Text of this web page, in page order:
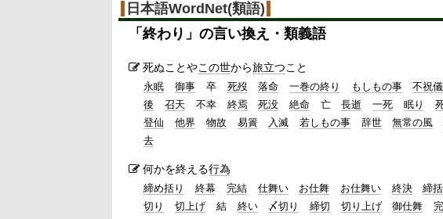
日本語WordNet(類語)
「 終わり 」の言い換え・類義語
死ぬことやこの世から旅立つこと
永眠 御事 卒 死歿 落命 一巻の終り もしもの事 不祝儀
後
召天 不幸 終焉 死没 絶命 亡 長逝 一死 眠り
登仙
他界 物故 易簀 入滅 若しもの事 辞世 無常の風
去
何かを終える行為
締め括り 終幕 完結 仕舞い お仕舞 お仕舞い 終決 締括
切り
切上げ 結 終い 〆切り 締切 切り上げ 御仕舞